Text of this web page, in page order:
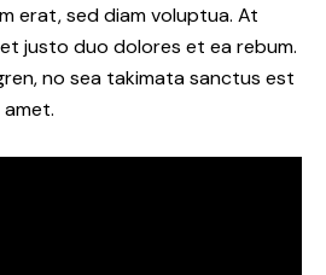
erat, sed diam voluptua. At
justo duo dolores et ea rebum.
no sea takimata sanctus est